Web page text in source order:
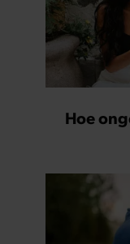
Hoe